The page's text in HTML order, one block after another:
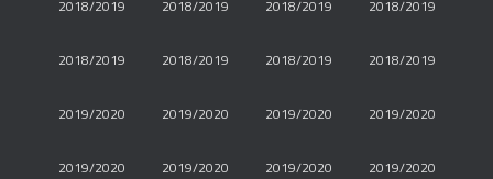
2018/2019 2018/2019 2018/2019 2018/2019
2018/2019 2018/2019 2018/2019 2018/2019
2019/2020 2019/2020 2019/2020 2019/2020
2019/2020 2019/2020 2019/2020 2019/2020